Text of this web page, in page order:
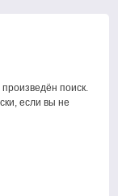
поиск.
если вы не